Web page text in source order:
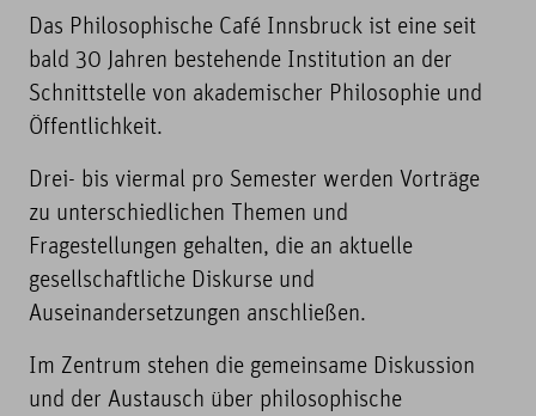
Das Philosophische Café Innsbruck ist eine seit
bald 30 Jahren bestehende Institution an der
Schnittstelle von akademischer Philosophie und
Öffentlichkeit.
Drei- bis viermal pro Semester werden Vorträge
zu unterschiedlichen Themen und
Fragestellungen gehalten, die an aktuelle
gesellschaftliche Diskurse und
Auseinandersetzungen anschließen.
Im Zentrum stehen die gemeinsame Diskussion
und der Austausch über philosophische